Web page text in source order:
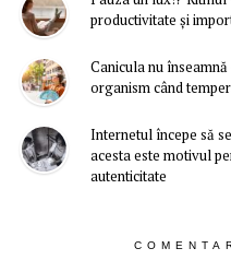
productivitate și
Canicula nu
organism când
Internetul începe să
acesta este motivul
autenticitate